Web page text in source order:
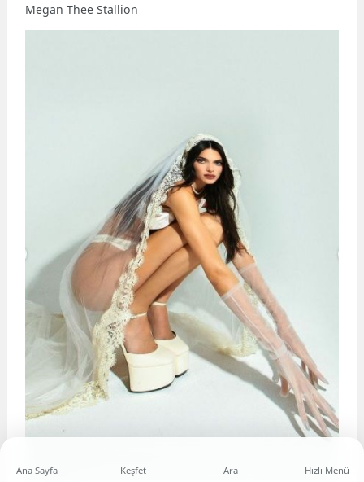
Megan Thee Stallion
Ana Sayfa Keşfet Ara Hızlı Menü